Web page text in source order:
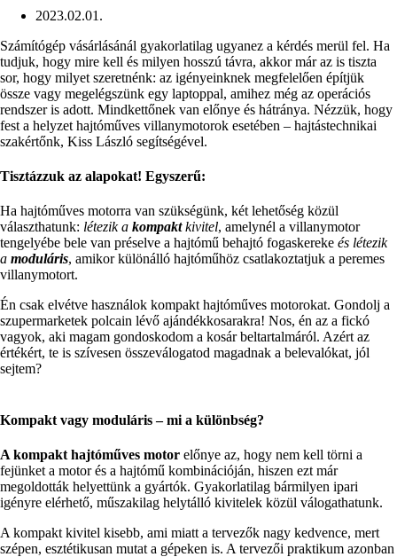
2023.02.01.
Számítógép vásárlásánál gyakorlatilag ugyanez a kérdés merül fel. Ha
tudjuk, hogy mire kell és milyen hosszú távra, akkor már az is tiszta
sor, hogy milyet szeretnénk: az igényeinknek megfelelően építjük
össze vagy megelégszünk egy laptoppal, amihez még az operációs
rendszer is adott. Mindkettőnek van előnye és hátránya. Nézzük, hogy
fest a helyzet hajtóműves villanymotorok esetében – hajtástechnikai
szakértőnk, Kiss László segítségével.
Tisztázzuk az alapokat! Egyszerű:
Ha hajtóműves motorra van szükségünk, két lehetőség közül
választhatunk: létezik a kompaktkivitel, amelynél a villanymotor
tengelyébe bele van préselve a hajtómű behajtó fogaskereke és létezik
a moduláris, amikor különálló hajtóműhöz csatlakoztatjuk a peremes
villanymotort.
Én csak elvétve használok kompakt hajtóműves motorokat. Gondolj a
szupermarketek polcain lévő ajándékkosarakra! Nos, én az a fickó
vagyok, aki magam gondoskodom a kosár beltartalmáról. Azért az
értékért, te is szívesen összeválogatod magadnak a belevalókat, jól
sejtem?
Kompakt vagy moduláris – mi a különbség?
A kompakt hajtóműves motor előnye az, hogy nem kell törni a
fejünket a motor és a hajtómű kombinációján, hiszen ezt már
megoldották helyettünk a gyártók. Gyakorlatilag bármilyen ipari
igényre elérhető, műszakilag helytálló kivitelek közül válogathatunk.
A kompakt kivitel kisebb, ami miatt a tervezők nagy kedvence, mert
szépen, esztétikusan mutat a gépeken is. A tervezői praktikum azonban